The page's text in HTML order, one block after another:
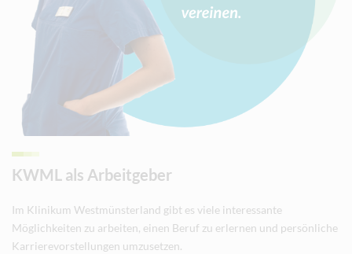
KWML als Arbeitgeber
Im Klinikum Westmünsterland gibt es viele interessante
Möglichkeiten zu arbeiten, einen Beruf zu erlernen und persönliche
Karrierevorstellungen umzusetzen.